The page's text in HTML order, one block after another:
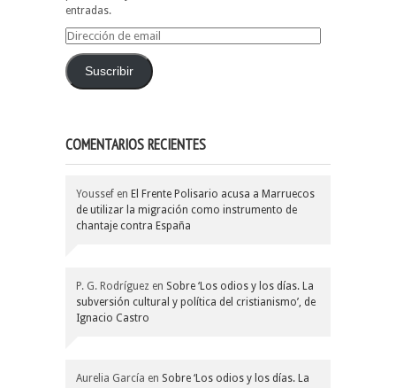
entradas.
Dirección
emailSuscribir
COMENTARIOS RECIENTES
Youssef en El Frente Polisario acusa a Marruecos
de utilizar la migración como instrumento de
chantaje contra España
P. G. Rodríguez en Sobre ‘Los odios y los días. La
subversión cultural y política del cristianismo’, de
Ignacio Castro
Aurelia García en Sobre ‘Los odios y los días. La